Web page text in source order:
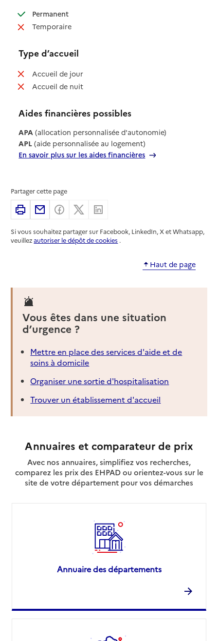
Permanent: disponible
Temporaire: non disponible
Type d’accueil
Accueil de jour: non disponible
Accueil de nuit: non disponible
Aides financières possibles
APA (allocation personnalisée d'autonomie)
APL (aide personnalisée au logement)
En savoir plus sur les aides financières
Partager cette page
ImprimerPartager par email
Partager sur Facebook
Partager sur X
Si vous souhaitez partager sur Facebook, LinkedIn, X et Whatsapp,
veuillezautoriser le dépôt de cookies .
Haut de page
Vous êtes dans une situation
d’urgence ?
Mettre en place des services d'aide et de
soins à domicile
Organiser une sortie d'hospitalisation
Trouver un établissement d'accueil
Annuaires et comparateur de prix
Avec nos annuaires, simplifiez vos recherches,
comparez les prix des EHPAD ou orientez-vous sur le
site de votre département pour vos démarches
Annuaire des départements